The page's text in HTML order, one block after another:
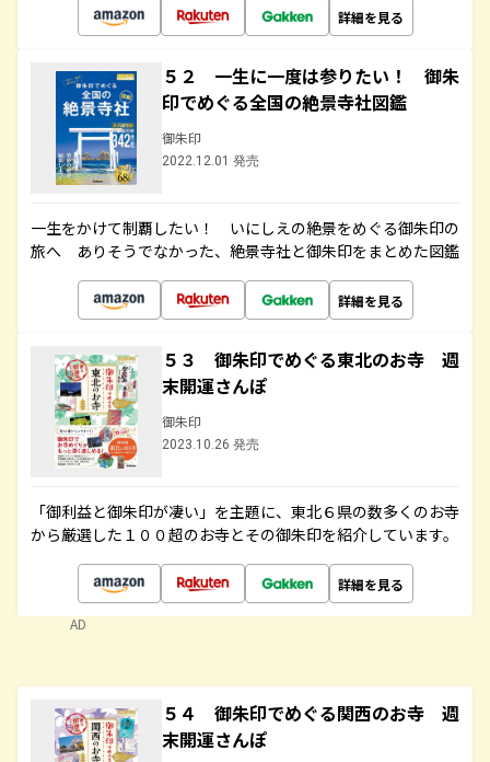
詳細を見る
５２ 一生に一度は参りたい！ 御朱
印でめぐる全国の絶景寺社図鑑
御朱印
2022.12.01 発売
一生をかけて制覇したい！ いにしえの絶景をめぐる御朱印の
旅へ ありそうでなかった、絶景寺社と御朱印をまとめた図鑑
詳細を見る
５３ 御朱印でめぐる東北のお寺 週
末開運さんぽ
御朱印
2023.10.26 発売
「御利益と御朱印が凄い」を主題に、東北６県の数多くのお寺
から厳選した１００超のお寺とその御朱印を紹介しています。
詳細を見る
AD
５４ 御朱印でめぐる関西のお寺 週
末開運さんぽ